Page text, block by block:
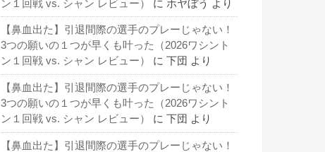
ン１回戦 vs. シャン レビュー）
に ホヤぼう より
【鼻血出た】引退間際の選手のプレーじゃない！
3つの願いの１つが早くも叶った（2026ワシント
ン１回戦 vs. シャン レビュー）
に 下団 より
【鼻血出た】引退間際の選手のプレーじゃない！
3つの願いの１つが早くも叶った（2026ワシント
ン１回戦 vs. シャン レビュー）
に 下団 より
【鼻血出た】引退間際の選手のプレーじゃない！